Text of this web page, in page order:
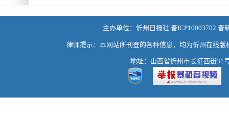
主办单位：忻州日报社 晋ICP10003702 晋
律师提示：本网站所刊登的各种信息，均为忻州在线
地址：山西省忻州市长征西街31